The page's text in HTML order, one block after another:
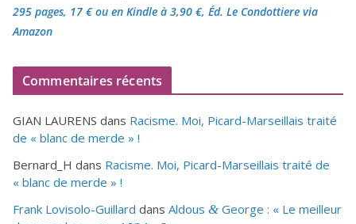
295 pages, 17 €ou en Kindle à 3,90 €, Éd. Le Condottiere via
Amazon
Commentaires récents
GIAN LAURENS dans Racisme. Moi, Picard-Marseillais traité
de « blanc de merde » !
Bernard_H dans Racisme. Moi, Picard-Marseillais traité de
« blanc de merde » !
Frank Lovisolo-Guillard dans Aldous & George : « Le meilleur